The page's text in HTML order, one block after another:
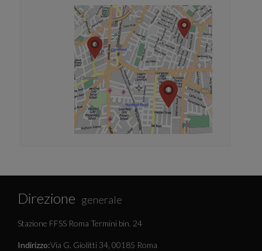
Direzione generale
Stazione FFSS Roma Termini bin. 24
Indirizzo:Via G. Giolitti 34, 00185 Roma